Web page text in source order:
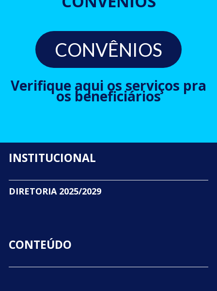
CONVÊNIOS
Verifique aqui os serviços pra
os beneficiários
INSTITUCIONAL
DIRETORIA 2025/2029
CONTEÚDO